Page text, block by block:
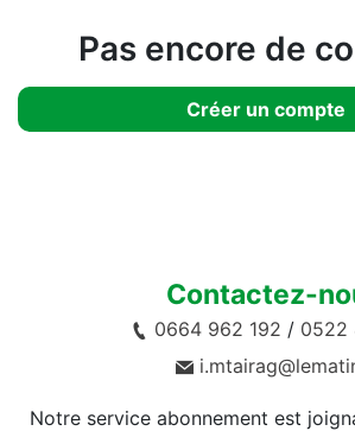
Pas encore de
Créer un compte
Contactez-
0664 962 192 / 0522
Notre service abonnement est